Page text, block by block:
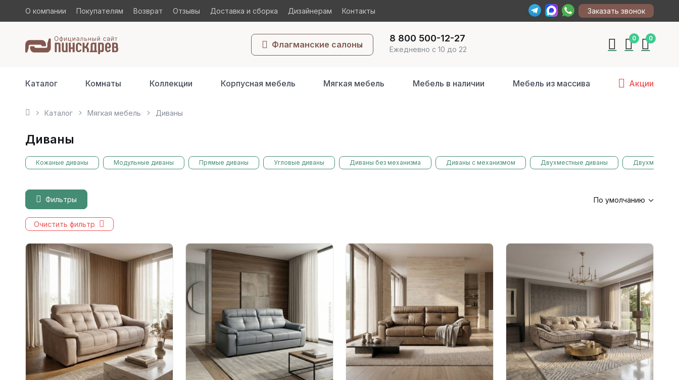
О компании Покупателям Возврат Отзывы Доставка и сборка Дизайнерам Контакты Заказать звонок
Флагманские салоны
8 800 500-12-27
Ежедневно с 10 до 22
0 0
Каталог Комнаты Коллекции Корпусная мебель Мягкая мебель Мебель в наличии Мебель из массива Акции
Каталог Мягкая мебель Диваны
Диваны
Кожаные диваны Модульные диваны Прямые диваны Угловые диваны Диваны без механизма Диваны с механизмом Двухместные диваны Двухместные
Фильтры По умолчанию
Очистить фильтр